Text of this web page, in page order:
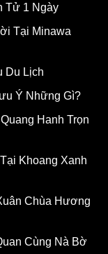
Tử 1 Ngày
Tại Minawa
Du Lịch
Ý Những Gì?
Hanh Trọn
Khoang Xanh
Chùa Hương
Cùng Nà Bờ